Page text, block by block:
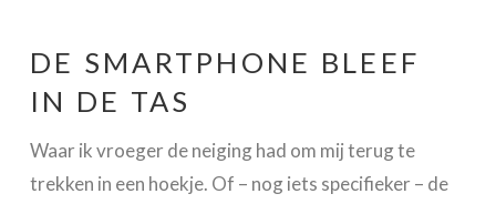
DE SMARTPHONE BLEEF
IN DE TAS
Waar ik vroeger de neiging had om mij terug te
trekken in een hoekje. Of – nog iets specifieker – de